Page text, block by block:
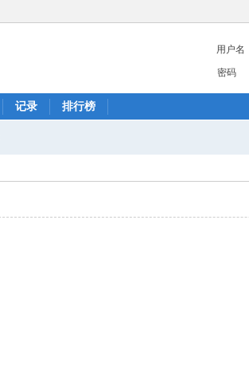
用户名
密码
记录 排行榜